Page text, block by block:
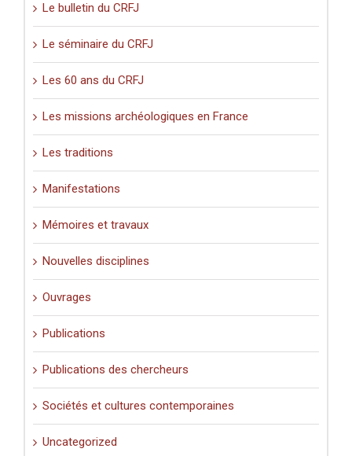
Le bulletin du CRFJ
Le séminaire du CRFJ
Les 60 ans du CRFJ
Les missions archéologiques en France
Les traditions
Manifestations
Mémoires et travaux
Nouvelles disciplines
Ouvrages
Publications
Publications des chercheurs
Sociétés et cultures contemporaines
Uncategorized